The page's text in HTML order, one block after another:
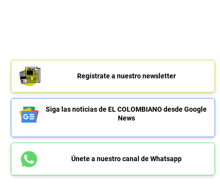
Regístrate a nuestro newsletter
Siga las noticias de EL COLOMBIANO desde Google
News
Únete a nuestro canal de Whatsapp